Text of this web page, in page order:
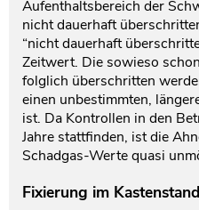
Aufenthaltsbereich der
nicht dauerhaft
“nicht dauerhaft
Zeitwert. Die sowieso
folglich überschritten
einen unbestimmten,
ist. Da Kontrollen in den
Jahre stattfinden, ist die
Schadgas-Werte quasi
Fixierung im Kastenstand